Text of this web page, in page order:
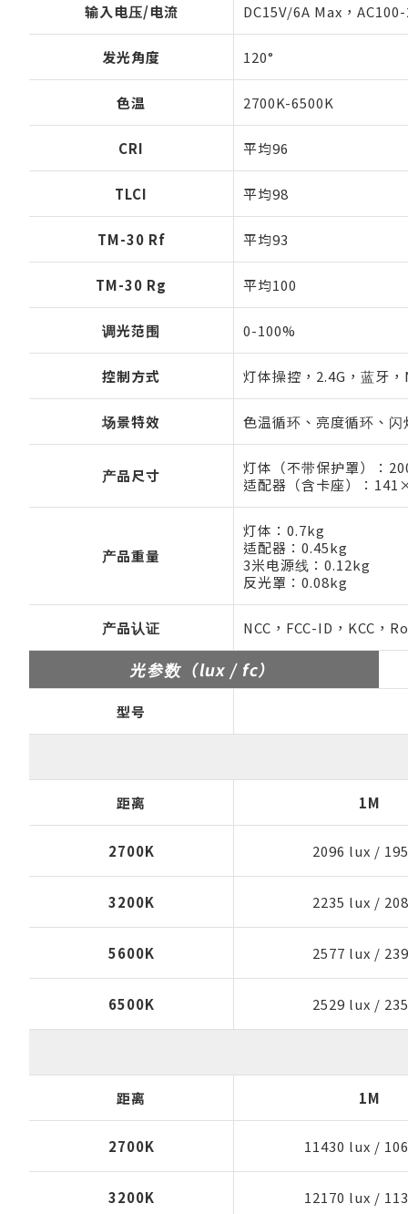
输入电压/电流 DC15V/6A Max，
发光角度 120°
色温 2700K-6500K
CRI 平均96
TLCI 平均98
TM-30 Rf 平均93
TM-30 Rg 平均100
调光范围 0-100%
控制方式 灯体操控，2.4G，蓝牙
场景特效 色温循环、亮度循环、
产品尺寸
灯体（不带保护罩）：
适配器（含卡座）：
产品重量
灯体：0.7kg
适配器：0.45kg
3米电源线：0.12kg
反光罩：0.08kg
产品认证 NCC，FCC-ID，KCC，
光参数（lux / fc）
型号
距离 1M
2700K 2096 lux /
3200K 2235 lux /
5600K 2577 lux /
6500K 2529 lux /
距离 1M
2700K 11430 lux /
3200K 12170 lux /